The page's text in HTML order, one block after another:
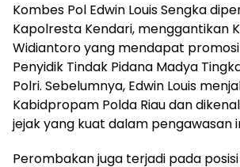
Kombes Pol Edwin Louis Sengka
Kapolresta Kendari, menggantikan
Widiantoro yang mendapat
Penyidik Tindak Pidana Madya
Polri. Sebelumnya, Edwin Louis
Kabidpropam Polda Riau dan
jejak yang kuat dalam pengawasan
Perombakan juga terjadi pada